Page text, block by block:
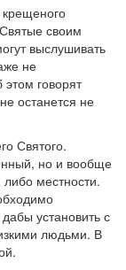
своим
выслушивать
не
этом говорят
останется не
Святого.
но и вообще
местности.
установить с
людьми. В